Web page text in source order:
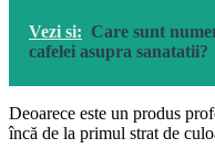
Vezi si: Care sunt
cafelei asupra sanatatii?
Deoarece este un produs
încă de la primul strat de